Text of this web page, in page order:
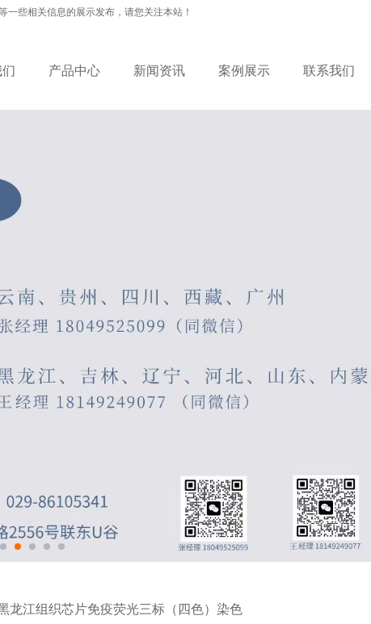
些相关信息的展示发布，请您关注本站！
产品中心 新闻资讯 案例展示 联系我们
龙江组织芯片免疫荧光三标（四色）染色